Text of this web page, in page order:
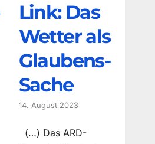
Link: Das
Wetter als
Glaubens-
Sache
14. August 2023
(…) Das ARD-